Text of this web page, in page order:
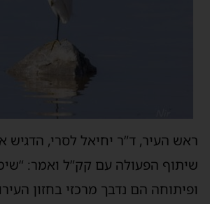
ראש העיר, ד”ר יחיאל לסרי, הדגיש
שיתוף הפעולה עם קק”ל ואמר:
ופיתוחה הם נדבך מרכזי בחזון